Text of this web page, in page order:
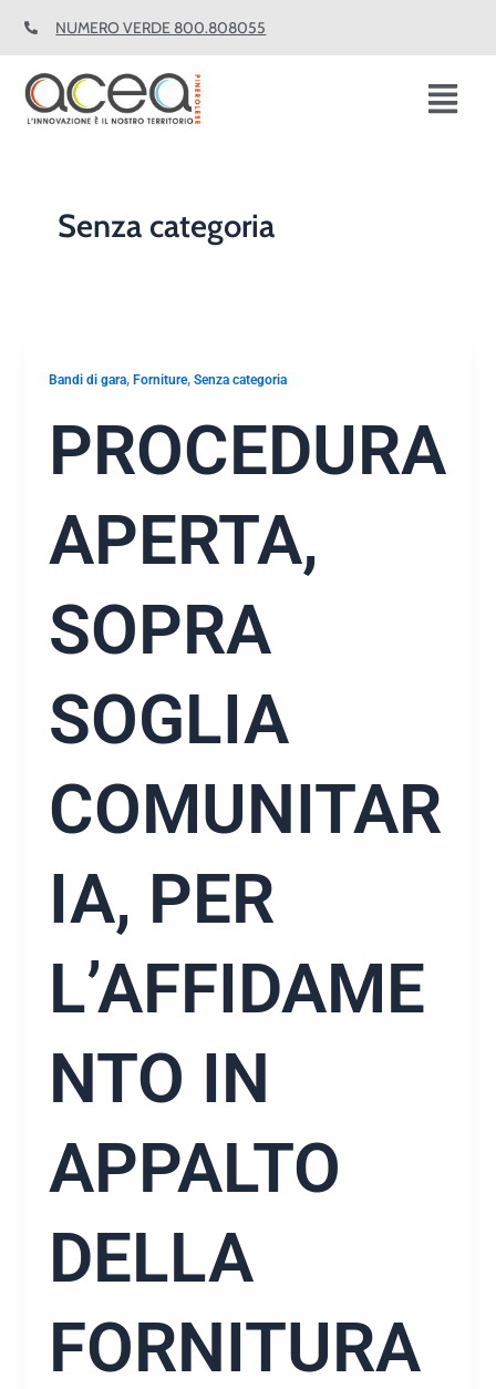
NUMERO VERDE 800.808055
Senza categoria
Bandi di gara,Forniture,Senza categoria
PROCEDURA
APERTA,
SOPRA
SOGLIA
COMUNITAR
IA, PER
L’AFFIDAME
NTO IN
APPALTO
DELLA
FORNITURA